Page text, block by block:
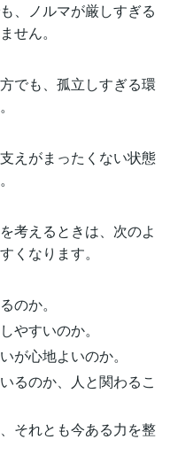
、ノルマが厳しすぎる
せん。
でも、孤立しすぎる環
えがまったくない状態
考えるときは、次のよ
くなります。
のか。
やすいのか。
が心地よいのか。
るのか、人と関わるこ
それとも今ある力を整